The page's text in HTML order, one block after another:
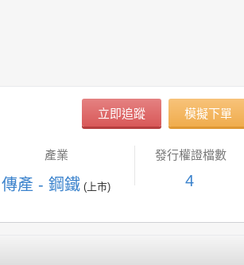
立即追蹤 模擬下單
產業
傳產 - 鋼鐵 (上市)
發行權證檔數
4